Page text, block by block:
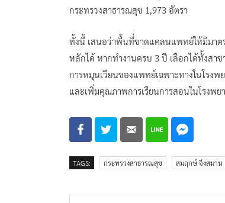
กระทรวงสาธารณสุข 1,973 อัตรา
ทั้งนี้ เสนอว่าพื้นที่ขาดแคลนแพทย์ให้มีมาต
หลักได้ หากทำงานครบ 3 ปี เลือกได้ทั้งสา
การหมุนเวียนของแพทย์เฉพาะทางในโร
และเพิ่มคุณภาพการเรียนการสอนในโรงพ
TAGS: กระทรวงสาธารณสุข สมฤกษ์ จึงสมาน